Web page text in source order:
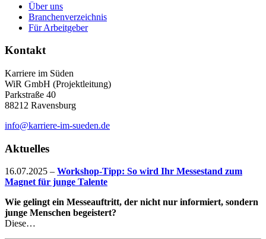
Über uns
Branchenverzeichnis
Für Arbeitgeber
Kontakt
Karriere im Süden
WiR GmbH (Projektleitung)
Parkstraße 40
88212 Ravensburg
info@karriere-im-sueden.de
Aktuelles
16.07.2025 – Workshop-Tipp: So wird Ihr Messestand zum
Magnet für junge Talente
Wie gelingt ein Messeauftritt, der nicht nur informiert, sondern
junge Menschen begeistert?
Diese…